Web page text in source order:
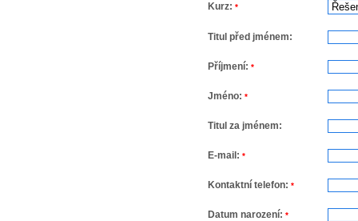
Kurz: *
Titul před jménem:
Příjmení: *
Jméno: *
Titul za jménem:
E-mail: *
Kontaktní telefon: *
Datum narození: *